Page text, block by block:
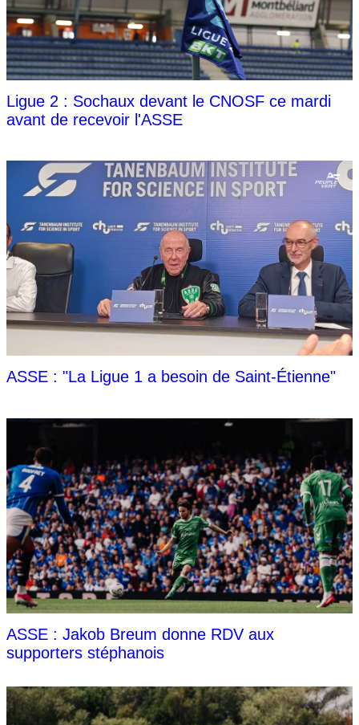
Ligue 2 : Sochaux devant le CNOSF ce mardi
avant de recevoir l'ASSE
ASSE : "La Ligue 1 a besoin de Saint-Étienne"
ASSE : Jakob Breum donne RDV aux
supporters stéphanois